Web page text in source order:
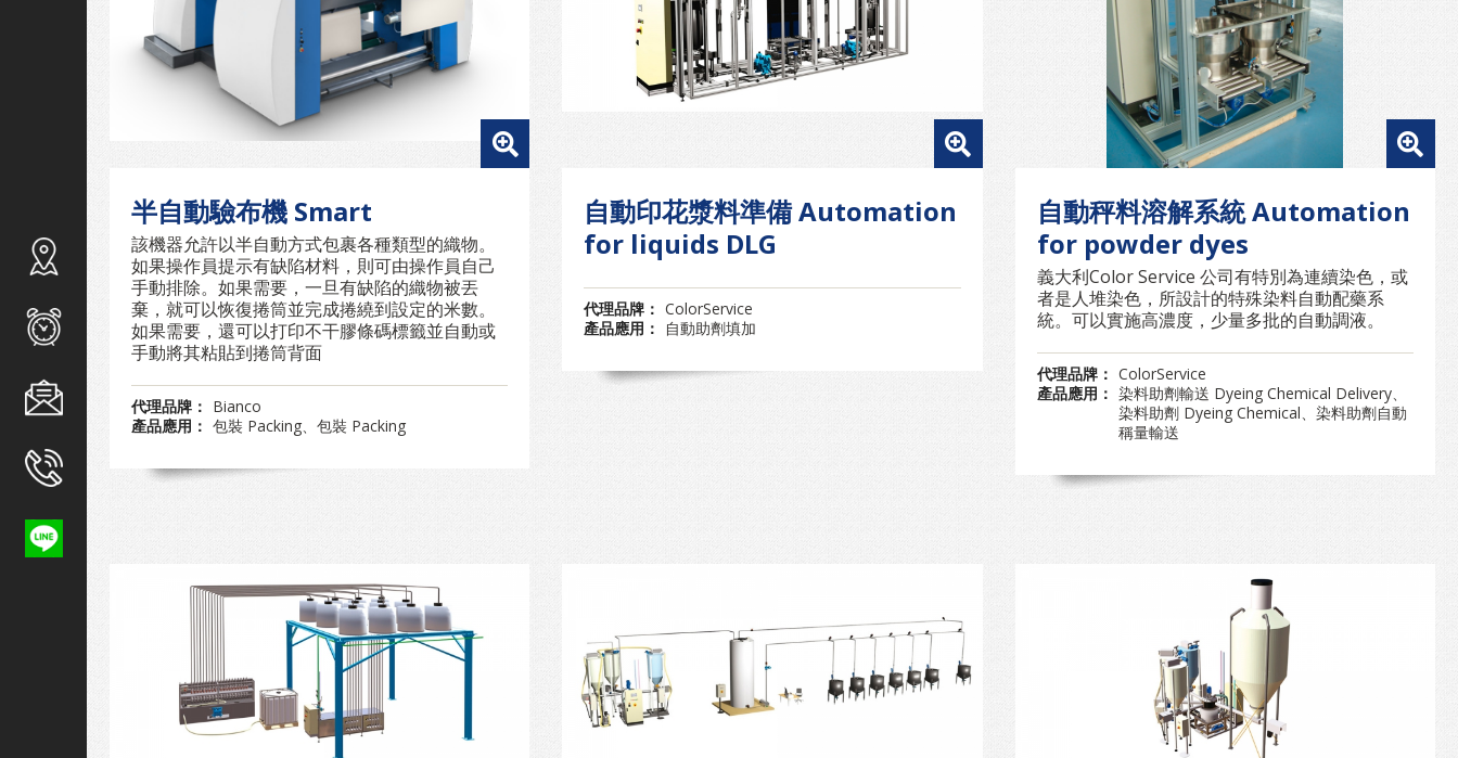
半自動驗布機 Smart
該機器允許以半自動方式包裹各種類型的織物。
如果操作員提示有缺陷材料，則可由操作員自己
手動排除。如果需要，一旦有缺陷的織物被丟
棄，就可以恢復捲筒並完成捲繞到設定的米數。
如果需要，還可以打印不干膠條碼標籤並自動或
手動將其粘貼到捲筒背面
代理品牌： Bianco
產品應用： 包裝 Packing、包裝 Packing
自動印花漿料準備 Automation
for liquids DLG
代理品牌： ColorService
產品應用：
自動助劑填加
自動秤料溶解系統 Automation
for powder dyes
義大利Color Service 公司有特別為連續染色，或
者是人堆染色，所設計的特殊染料自動配藥系
統。可以實施高濃度，少量多批的自動調液。
代理品牌： ColorService
產品應用： 染料助劑輸送 Dyeing Chemical Delivery、
染料助劑 Dyeing Chemical、染料助劑自動
稱量輸送